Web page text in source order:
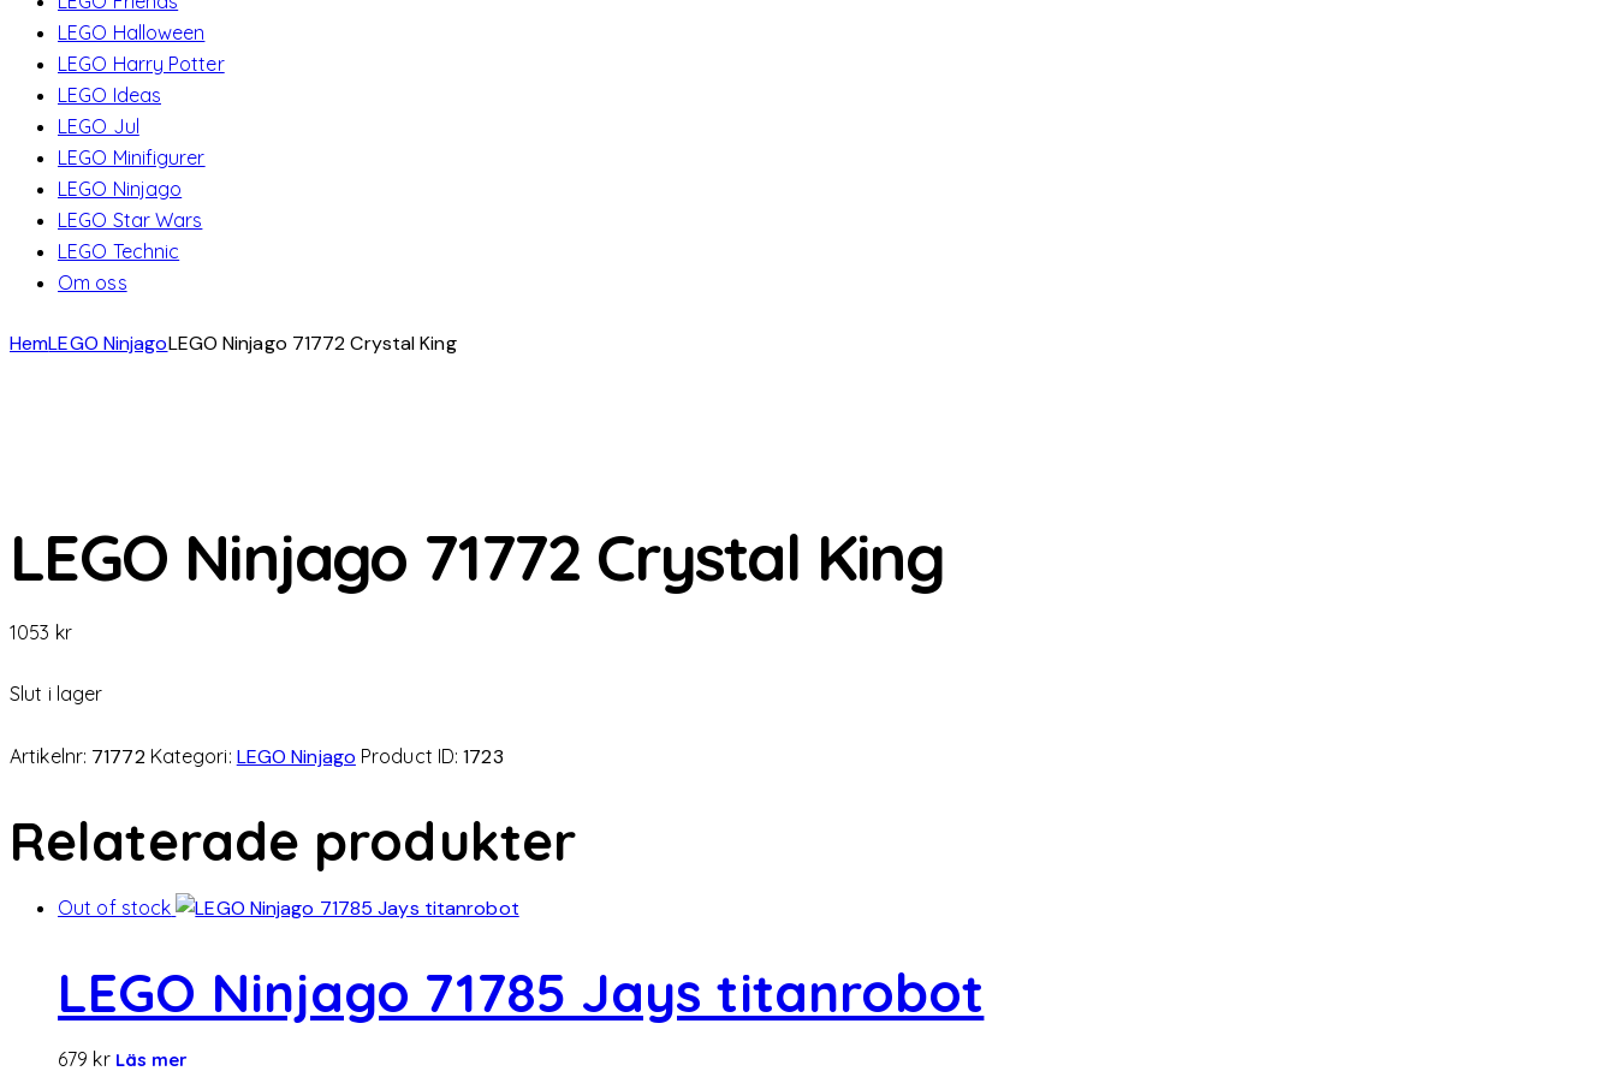
LEGO Halloween
LEGO Harry Potter
LEGO Ideas
LEGO Jul
LEGO Minifigurer
LEGO Ninjago
LEGO Star Wars
LEGO Technic
Om oss
HemLEGO NinjagoLEGO Ninjago 71772 Crystal King
LEGO Ninjago 71772 Crystal King
1053 kr
Slut i lager
Artikelnr: 71772 Kategori: LEGO Ninjago Product ID:1723
Relaterade produkter
Out of stock
LEGO Ninjago 71785 Jays titanrobot
679 kr Läs mer